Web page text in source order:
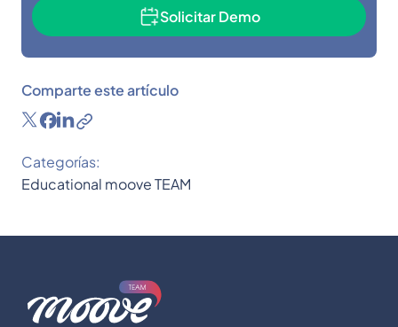
Solicitar Demo
Comparte este artículo
Categorías:
Educational moove TEAM